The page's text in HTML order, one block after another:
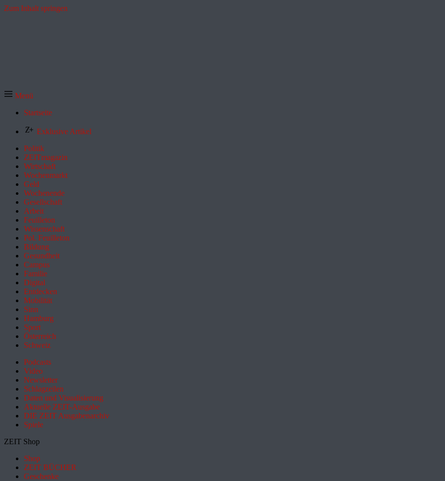
Zum Inhalt springen
Menü
Startseite
Exklusive Artikel
Politik
ZEITmagazin
Wirtschaft
Wochenmarkt
Geld
Wochenende
Gesellschaft
Arbeit
Feuilleton
Wissenschaft
Pol. Feuilleton
Bildung
Gesundheit
Campus
Familie
Digital
Entdecken
Mobilität
Sinn
Hamburg
Sport
Österreich
Schweiz
Podcasts
Video
Newsletter
Schlagzeilen
Daten und Visualisierung
Aktuelle ZEIT-Ausgabe
DIE ZEIT Ausgabenarchiv
Spiele
ZEIT Shop
Shop
ZEIT BÜCHER
Geschenke